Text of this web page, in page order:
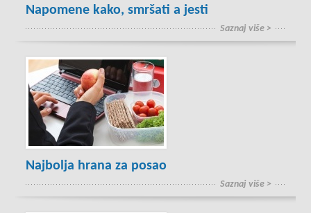
Napomene kako, smršati a jesti
Saznaj više >
Najbolja hrana za posao
Saznaj više >